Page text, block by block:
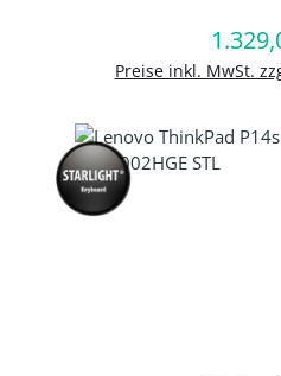
Preise inkl. MwSt.
In den